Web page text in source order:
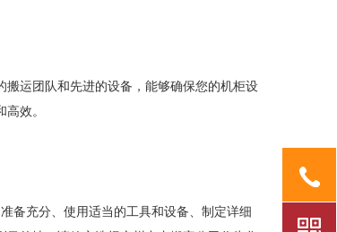
运团队和先进的设备，能够确保您的机柜设
效。
备充分、使用适当的工具和设备、制定详细